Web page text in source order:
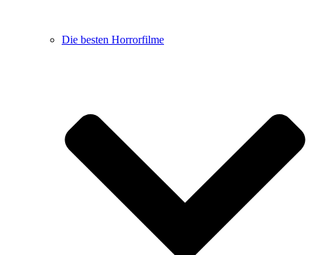
Die besten Horrorfilme